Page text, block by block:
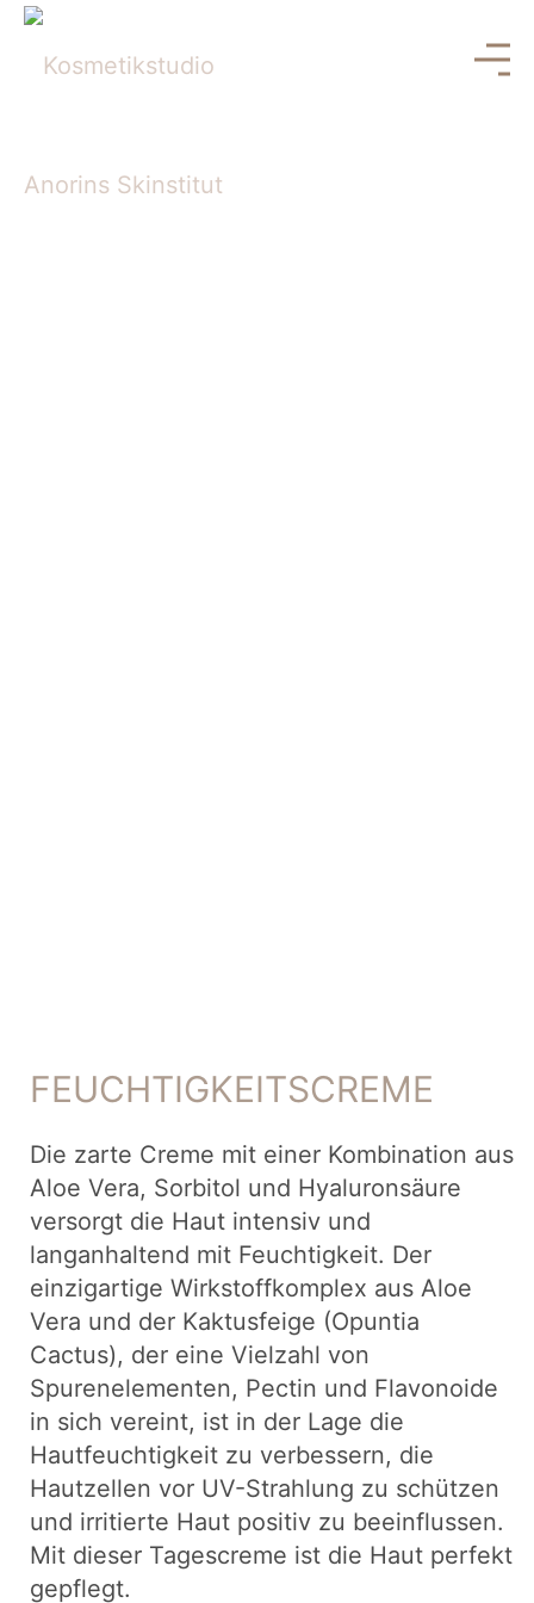
FEUCHTIGKEITSCREME
Die zarte Creme mit einer Kombination aus
Aloe Vera, Sorbitol und Hyaluronsäure
versorgt die Haut intensiv und
langanhaltend mit Feuchtigkeit. Der
einzigartige Wirkstoffkomplex aus Aloe
Vera und der Kaktusfeige (Opuntia
Cactus), der eine Vielzahl von
Spurenelementen, Pectin und Flavonoide
in sich vereint, ist in der Lage die
Hautfeuchtigkeit zu verbessern, die
Hautzellen vor UV-Strahlung zu schützen
und irritierte Haut positiv zu beeinflussen.
Mit dieser Tagescreme ist die Haut perfekt
gepflegt.